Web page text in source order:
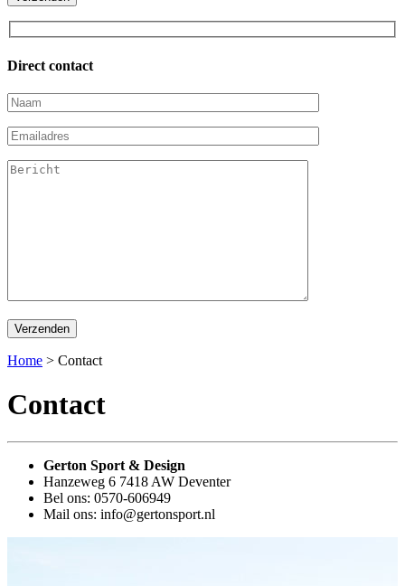
Direct contact
Home > Contact
Contact
Gerton Sport & Design
Hanzeweg 6 7418 AW Deventer
Bel ons: 0570-606949
Mail ons: info@gertonsport.nl